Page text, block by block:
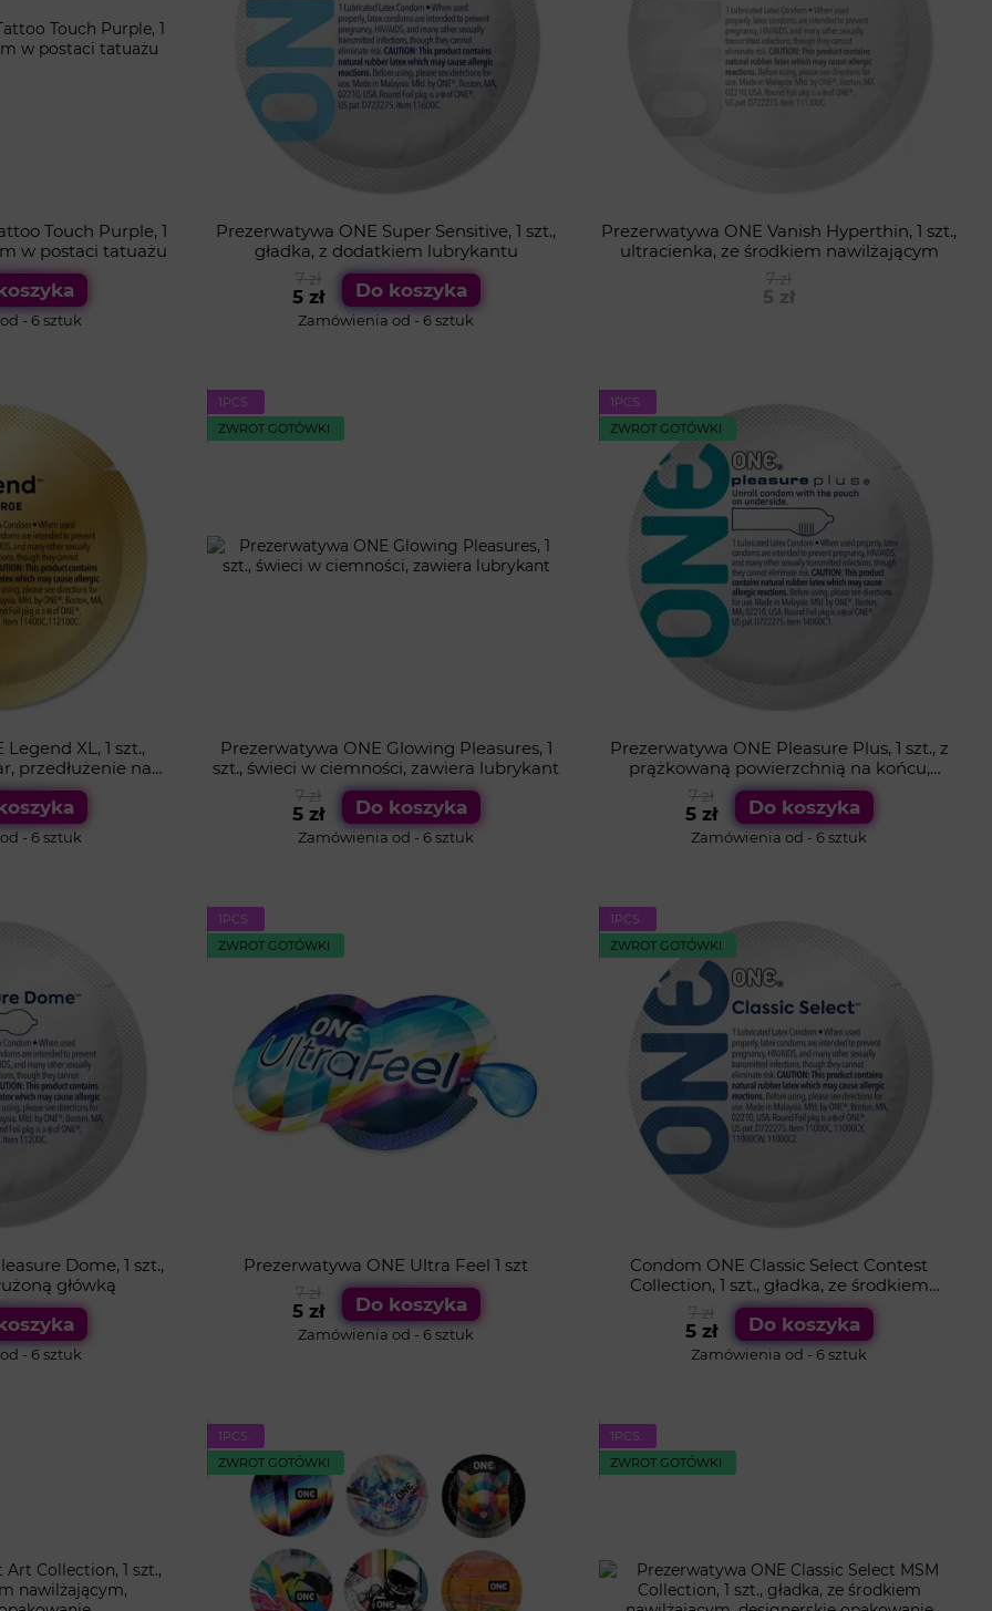
Touch Purple, 1
w postaci tatuażu
- 6 sztuk
Prezerwatywa ONE Super Sensitive, 1 szt.,
gładka, z dodatkiem lubrykantu
7 zł
5 zł Do koszyka
Zamówienia od - 6 sztuk
Prezerwatywa ONE Vanish Hyperthin, 1 szt.,
ultracienka, ze środkiem nawilżającym
7 zł
5 zł
XL, 1 szt.,
przedłużenie na
nawilżającym
- 6 sztuk
1PСS.
ZWROT GOTÓWKI
Prezerwatywa ONE Glowing Pleasures, 1
szt., świeci w ciemności, zawiera lubrykant
7 zł
5 zł Do koszyka
Zamówienia od - 6 sztuk
1PСS.
ZWROT GOTÓWKI
Prezerwatywa ONE Pleasure Plus, 1 szt., z
prążkowaną powierzchnią na końcu,
zawierająca lubrykant
7 zł
5 zł Do koszyka
Zamówienia od - 6 sztuk
Dome, 1 szt.,
główką
- 6 sztuk
1PСS.
ZWROT GOTÓWKI
Prezerwatywa ONE Ultra Feel 1 szt
7 zł
5 zł Do koszyka
Zamówienia od - 6 sztuk
1PСS.
ZWROT GOTÓWKI
Condom ONE Classic Select Contest
Collection, 1 szt., gładka, ze środkiem
nawilżającym, designerskie opakowanie
7 zł
5 zł Do koszyka
Zamówienia od - 6 sztuk
1PСS.
ZWROT GOTÓWKI
1PСS.
ZWROT GOTÓWKI